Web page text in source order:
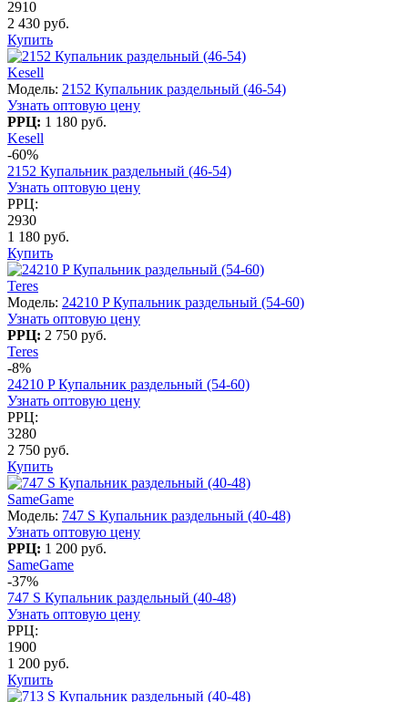
2910
2 430 руб.
Купить
Kesell
Модель: 2152 Купальник раздельный (46-54)
Узнать оптовую цену
РРЦ: 1 180 руб.
Kesell
-60%
2152 Купальник раздельный (46-54)
Узнать оптовую цену
РРЦ:
2930
1 180 руб.
Купить
Teres
Модель: 24210 P Купальник раздельный (54-60)
Узнать оптовую цену
РРЦ: 2 750 руб.
Teres
-8%
24210 P Купальник раздельный (54-60)
Узнать оптовую цену
РРЦ:
3280
2 750 руб.
Купить
SameGame
Модель: 747 S Купальник раздельный (40-48)
Узнать оптовую цену
РРЦ: 1 200 руб.
SameGame
-37%
747 S Купальник раздельный (40-48)
Узнать оптовую цену
РРЦ:
1900
1 200 руб.
Купить